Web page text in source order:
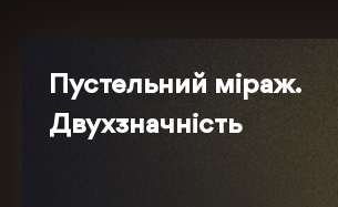
Пустельний міраж.
Двухзначність